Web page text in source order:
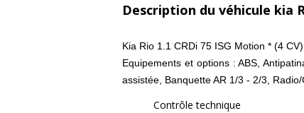
Description du véhicule kia
Kia Rio 1.1 CRDi 75 ISG Motion * (4
Equipements et options : ABS,
assistée, Banquette AR 1/3 - 2/3,
Contrôle technique